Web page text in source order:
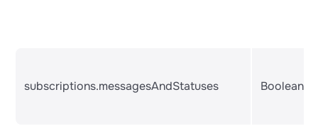
subscriptions.messagesAndStatuses Boolean